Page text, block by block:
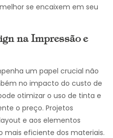
se encaixem em seu
na Impressão e
um papel crucial não
no impacto do custo de
otimizar o uso de tinta e
o preço. Projetos
e aos elementos
mais eficiente dos materiais.